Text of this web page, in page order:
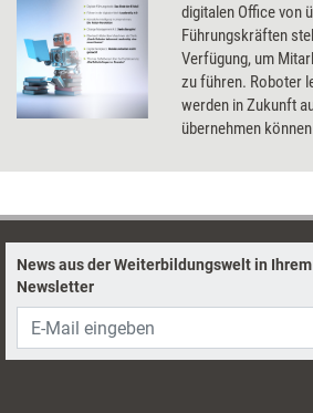
digitalen Office von
Führungskräften
Verfügung, um
zu führen. Roboter
werden in Zukunft
übernehmen
Arbeitswelt wissen
News aus der Weiterbildungswelt in
Newsletter